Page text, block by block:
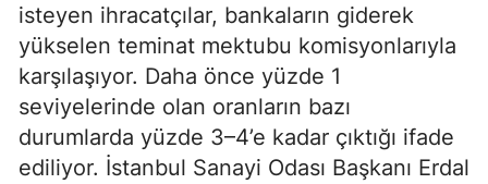
isteyen ihracatçılar, bankaların giderek
yükselen teminat mektubu komisyonlarıyla
karşılaşıyor. Daha önce yüzde 1
seviyelerinde olan oranların bazı
durumlarda yüzde 3–4’e kadar çıktığı ifade
ediliyor. İstanbul Sanayi Odası Başkanı Erdal